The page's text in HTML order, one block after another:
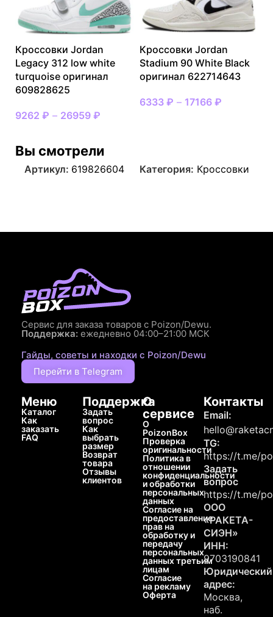
Кроссовки Jordan
Legacy 312 low white
turquoise оригинал
609828625
9262 ₽ – 26959 ₽
Кроссовки Jordan
Stadium 90 White Black
оригинал 622714643
6333 ₽ – 17166 ₽
Вы смотрели
Артикул: 619826604 Категория: Кроссовки
Сервис для заказа товаров с Poizon/Dewu.
Поддержка: ежедневно 04:00–21:00 МСК
Гайды, советы и находки с Poizon/Dewu
Перейти в Telegram
Меню
Каталог
Как
заказать
FAQ
Поддержка
Задать
вопрос
Как
выбрать
размер
Возврат
товара
Отзывы
клиентов
О
сервисе
О
PoizonBox
Проверка
оригинальности
Политика в
отношении
конфиденциальности
и обработки
персональных
данных
Согласие на
предоставление
прав на
обработку и
передачу
персональных
данных третьим
лицам
Согласие
на рекламу
Оферта
Контакты
Email:
TG:
https://t.me/
Задать
вопрос
https://t.me/
ООО
«РАКЕТА-
СИЭН»
ИНН:
9703190841
Юридический
адрес:
Москва,
наб.